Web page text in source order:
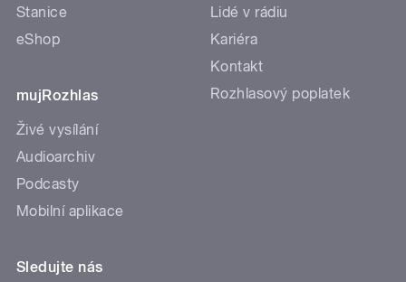
Stanice
eShop
mujRozhlas
Živé vysílání
Audioarchiv
Podcasty
Mobilní aplikace
Lidé v rádiu
Kariéra
Kontakt
Rozhlasový poplatek
Sledujte nás